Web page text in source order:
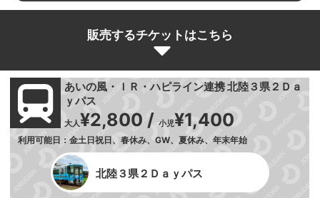
販売するチケットはこちら
あいの風・ＩＲ・ハピライン連携 北陸３県２Ｄａ
ｙパス
大人¥2,800 /小児¥1,400
利用可能日：金土日祝日、春休み、GW、夏休み、年末年始
北陸３県２Ｄａｙパス